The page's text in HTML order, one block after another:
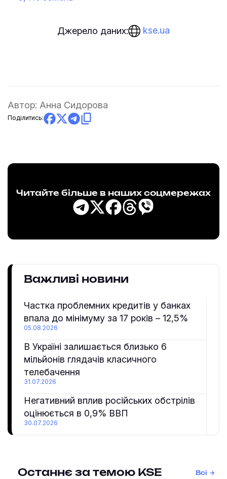
Джерело даних: kse.ua
Автор: Анна Сидорова
Поділитись:
Читайте більше в наших соцмережах
Важливі новини
Частка проблемних кредитів у банках
впала до мінімуму за 17 років – 12,5%
05.08.2026
В Україні залишається близько 6
мільйонів глядачів класичного
телебачення
31.07.2026
Негативний вплив російських обстрілів
оцінюється в 0,9% ВВП
30.07.2026
Останнє за темою KSE Всі